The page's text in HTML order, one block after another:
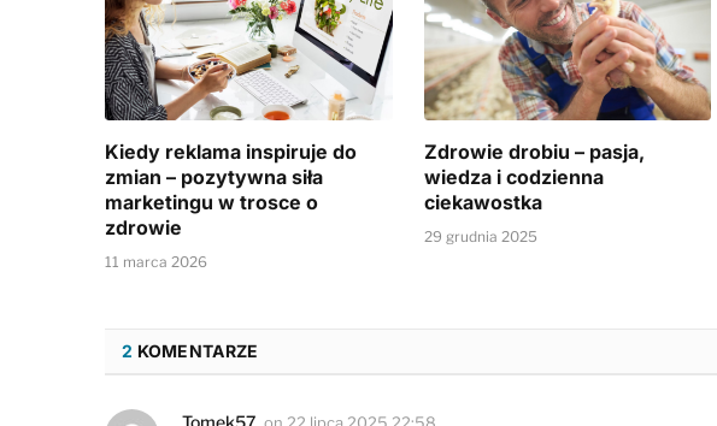
Kiedy reklama inspiruje do
zmian – pozytywna siła
marketingu w trosce o
zdrowie
11 marca 2026
Zdrowie drobiu – pasja,
wiedza i codzienna
ciekawostka
29 grudnia 2025
2 KOMENTARZE